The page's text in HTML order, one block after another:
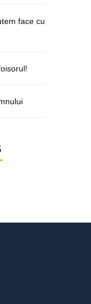
face cu